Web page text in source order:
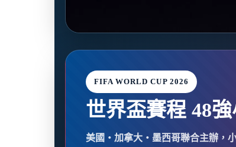
FIFA WORLD CUP 2026
世界盃賽程 48
美國・加拿大・墨西哥聯合主辦，